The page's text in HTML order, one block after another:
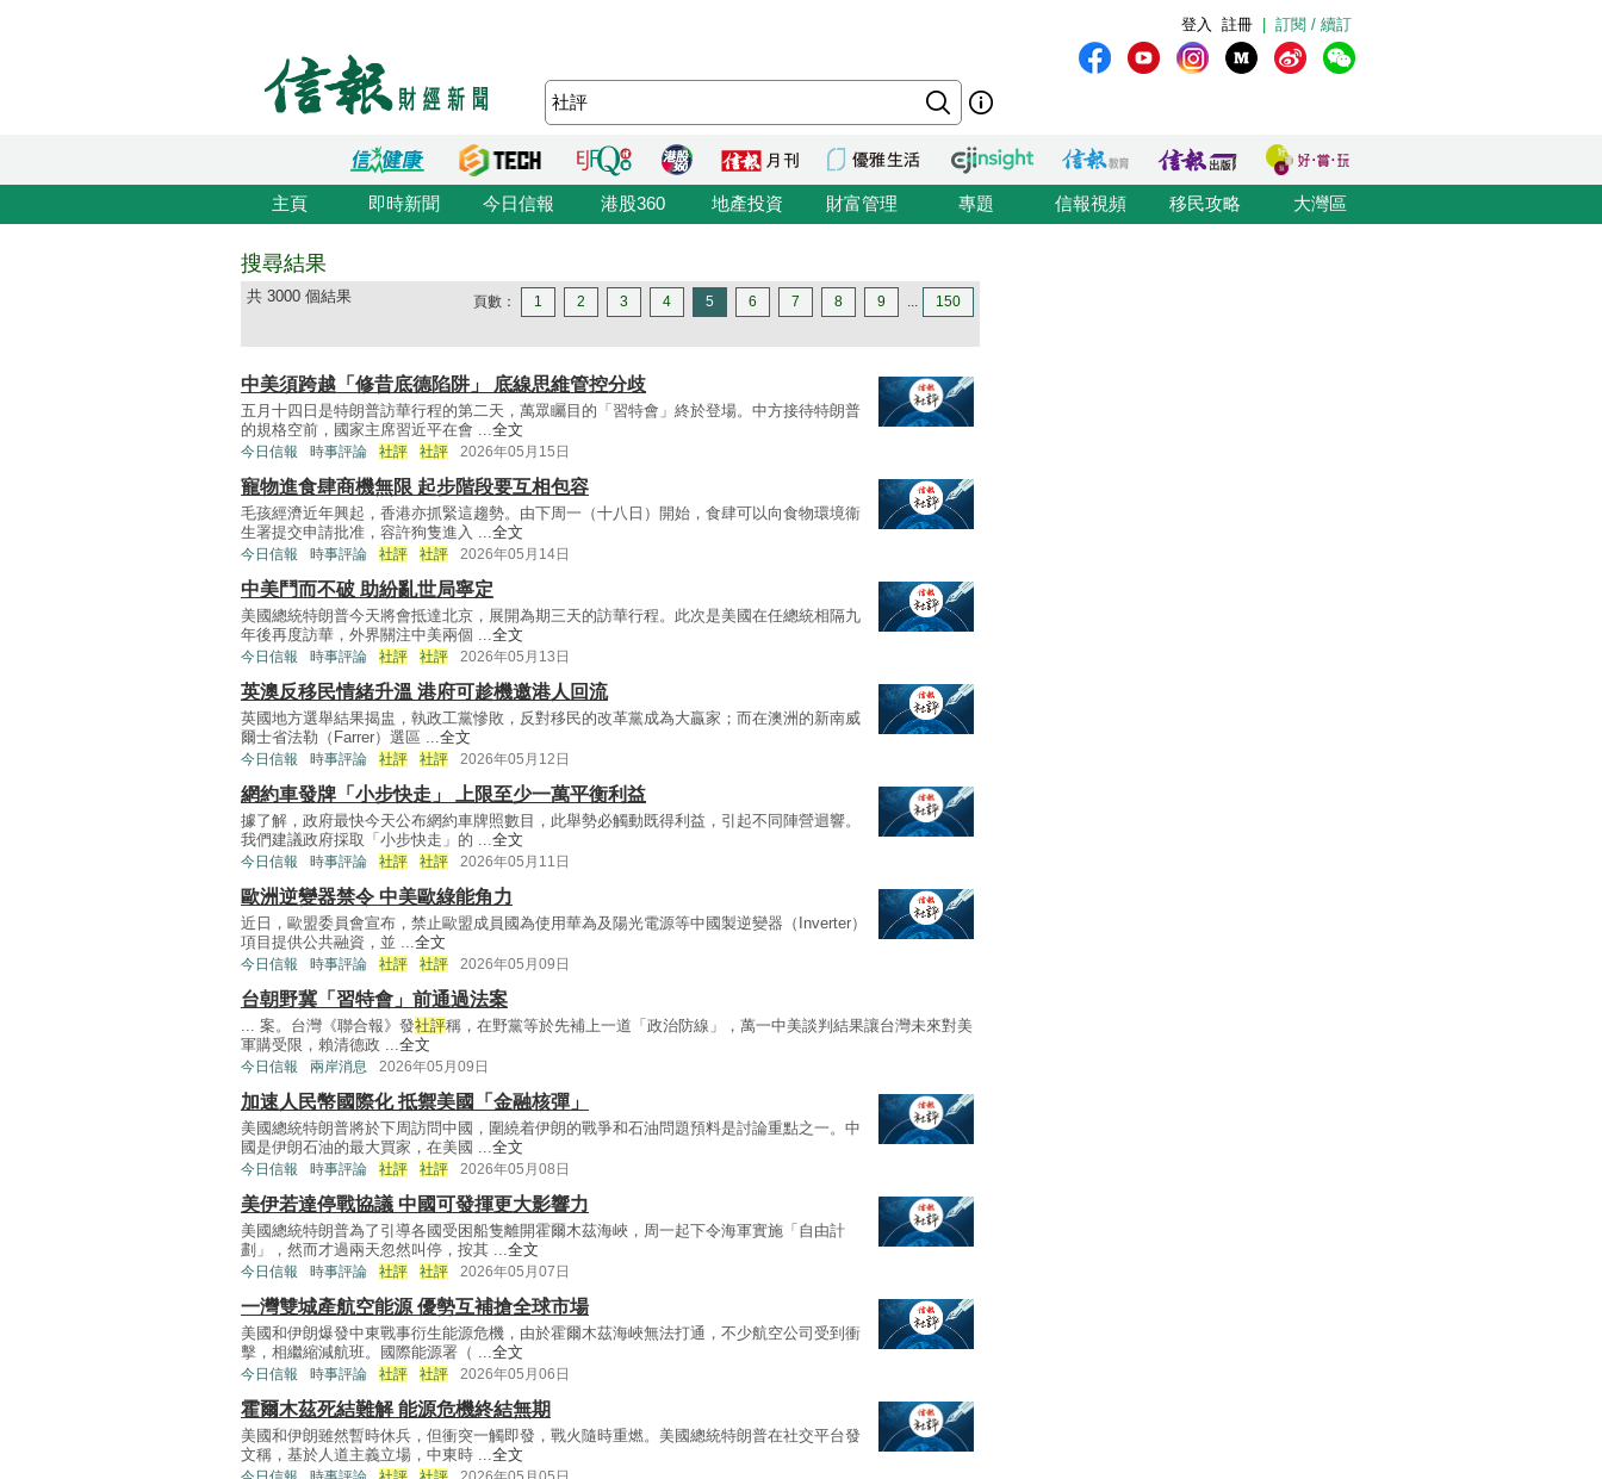
訂閱 / 續訂
註冊
登入
主頁 即時新聞 今日信報 港股360 地產投資 財富管理 專題 信報視頻 移民攻略 大灣區
搜尋結果
共 3000 個結果 頁數： 1 2 3 4 5 6 7 8 9 ... 150
中美須跨越「修昔底德陷阱」 底線思維管控分歧
五月十四日是特朗普訪華行程的第二天，萬眾矚目的「習特會」終於登場。中方接待特朗普
的規格空前，國家主席習近平在會 ...全文
今日信報 時事評論 社評 社評 2026年05月15日
寵物進食肆商機無限 起步階段要互相包容
毛孩經濟近年興起，香港亦抓緊這趨勢。由下周一（十八日）開始，食肆可以向食物環境衞
生署提交申請批准，容許狗隻進入 ...全文
今日信報 時事評論 社評 社評 2026年05月14日
中美鬥而不破 助紛亂世局寧定
美國總統特朗普今天將會抵達北京，展開為期三天的訪華行程。此次是美國在任總統相隔九
年後再度訪華，外界關注中美兩個 ...全文
今日信報 時事評論 社評 社評 2026年05月13日
英澳反移民情緒升溫 港府可趁機邀港人回流
英國地方選舉結果揭盅，執政工黨慘敗，反對移民的改革黨成為大贏家；而在澳洲的新南威
爾士省法勒（Farrer）選區 ...全文
今日信報 時事評論 社評 社評 2026年05月12日
網約車發牌「小步快走」 上限至少一萬平衡利益
據了解，政府最快今天公布網約車牌照數目，此舉勢必觸動既得利益，引起不同陣營迴響。
我們建議政府採取「小步快走」的 ...全文
今日信報 時事評論 社評 社評 2026年05月11日
歐洲逆變器禁令 中美歐綠能角力
近日，歐盟委員會宣布，禁止歐盟成員國為使用華為及陽光電源等中國製逆變器（Inverter）
項目提供公共融資，並 ...全文
今日信報 時事評論 社評 社評 2026年05月09日
台朝野冀「習特會」前通過法案
... 案。台灣《聯合報》發社評稱，在野黨等於先補上一道「政治防線」，萬一中美談判結果讓台灣未來對美
軍購受限，賴清德政 ...全文
今日信報 兩岸消息 2026年05月09日
加速人民幣國際化 抵禦美國「金融核彈」
美國總統特朗普將於下周訪問中國，圍繞着伊朗的戰爭和石油問題預料是討論重點之一。中
國是伊朗石油的最大買家，在美國 ...全文
今日信報 時事評論 社評 社評 2026年05月08日
美伊若達停戰協議 中國可發揮更大影響力
美國總統特朗普為了引導各國受困船隻離開霍爾木茲海峽，周一起下令海軍實施「自由計
劃」，然而才過兩天忽然叫停，按其 ...全文
今日信報 時事評論 社評 社評 2026年05月07日
一灣雙城產航空能源 優勢互補搶全球市場
美國和伊朗爆發中東戰事衍生能源危機，由於霍爾木茲海峽無法打通，不少航空公司受到衝
擊，相繼縮減航班。國際能源署（ ...全文
今日信報 時事評論 社評 社評 2026年05月06日
霍爾木茲死結難解 能源危機終結無期
美國和伊朗雖然暫時休兵，但衝突一觸即發，戰火隨時重燃。美國總統特朗普在社交平台發
文稱，基於人道主義立場，中東時 ...全文